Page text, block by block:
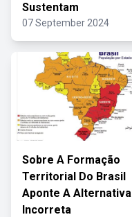
Sustentam
07 September 2024
Sobre A Formação
Territorial Do Brasil
Aponte A Alternativa
Incorreta